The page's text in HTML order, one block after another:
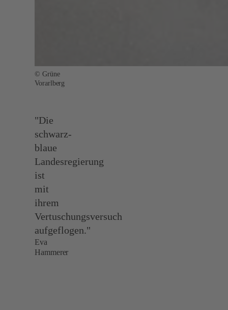
© Grüne
Vorarlberg
"Die
schwarz-
blaue
Landesregierung
ist
mit
ihrem
Vertuschungsversuch
aufgeflogen."
Eva
Hammerer